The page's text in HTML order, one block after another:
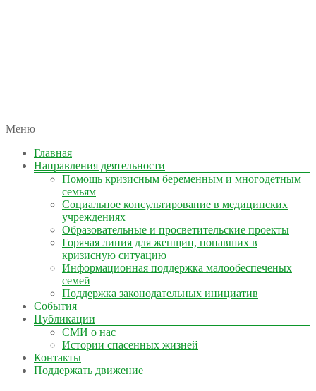
КОЛЫМА — ЗА ЖИЗНЬ
автономная некоммерческая организация
Меню
Главная
Направления деятельности
Помощь кризисным беременным и многодетным
семьям
Социальное консультирование в медицинских
учреждениях
Образовательные и просветительские проекты
Горячая линия для женщин, попавших в
кризисную ситуацию
Информационная поддержка малообеспеченых
семей
Поддержка законодательных инициатив
События
Публикации
СМИ о нас
Истории спасенных жизней
Контакты
Поддержать движение